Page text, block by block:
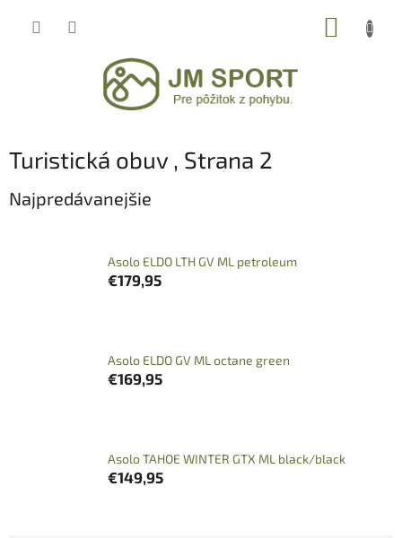
Turistická obuv , Strana 2
Najpredávanejšie
Asolo ELDO LTH GV ML petroleum
€179,95
Asolo ELDO GV ML octane green
€169,95
Asolo TAHOE WINTER GTX ML black/black
€149,95